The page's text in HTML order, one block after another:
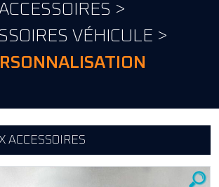
>
VÉHICULE >
ACCESSOIRES